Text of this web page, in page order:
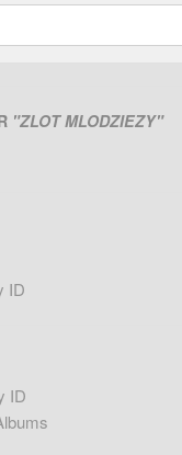
"ZLOT MLODZIEZY"
ID
ID